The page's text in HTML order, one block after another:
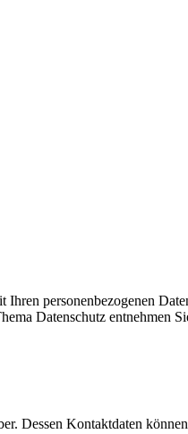
personenbezogenen
Datenschutz entnehmen
Dessen Kontaktdaten